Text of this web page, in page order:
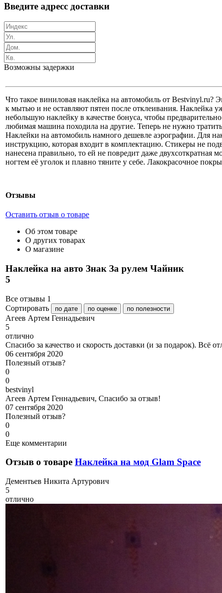
Введите адресс доставки
Возможны задержки
Что такое виниловая наклейка на автомобиль от
к мытью и не оставляют пятен после отклеивания. Наклейка
небольшую наклейку в качестве бонуса, чтобы
любимая машина походила на другие. Теперь не нужно
Наклейки на автомобиль намного дешевле аэрографии. Для
инструкцию, которая входит в комплектацию. Стикеры не
нанесена правильно, то ей не повредит даже двухсоткратная
ногтем её уголок и плавно тяните у себе. Лакокрасочное
Отзывы
Оставить отзыв о товаре
Об этом товаре
О других товарах
О магазине
Наклейка на авто Знак За рулем Чайник
5
Все отзывы 1
Сортировать
по дате по оценке по полезности
Агеев Артем Геннадьевич
5
отлично
Спасибо за качество и скорость доставки (и за подарок). Всё
06 сентября 2020
Полезный отзыв?
0
0
bestvinyl
Агеев Артем Геннадьевич, Спасибо за отзыв!
07 сентября 2020
Полезный отзыв?
0
0
Еще комментарии
Отзыв о товаре Наклейка на мод Glam Space
Дементьев Никита Артурович
5
отлично